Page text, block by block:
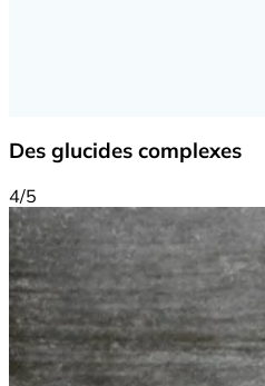
Des glucides complexes
4/5